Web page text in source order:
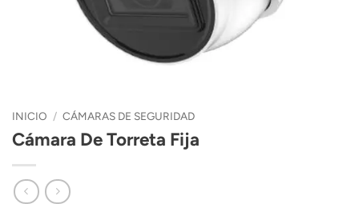
INICIO / CÁMARAS DE SEGURIDAD
Cámara De Torreta Fija